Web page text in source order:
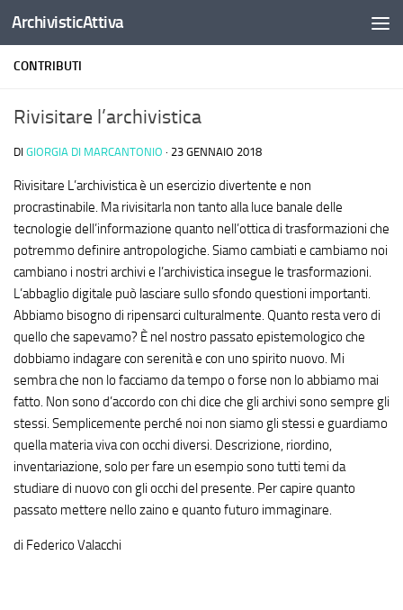
Salta al contenuto
ArchivisticAttiva
CONTRIBUTI
Rivisitare l’archivistica
DI GIORGIA DI MARCANTONIO · 23 GENNAIO 2018
Rivisitare L’archivistica è un esercizio divertente e non
procrastinabile. Ma rivisitarla non tanto alla luce banale delle
tecnologie dell’informazione quanto nell’ottica di trasformazioni che
potremmo definire antropologiche. Siamo cambiati e cambiamo noi
cambiano i nostri archivi e l’archivistica insegue le trasformazioni.
L’abbaglio digitale può lasciare sullo sfondo questioni importanti.
Abbiamo bisogno di ripensarci culturalmente. Quanto resta vero di
quello che sapevamo? È nel nostro passato epistemologico che
dobbiamo indagare con serenità e con uno spirito nuovo. Mi
sembra che non lo facciamo da tempo o forse non lo abbiamo mai
fatto. Non sono d’accordo con chi dice che gli archivi sono sempre gli
stessi. Semplicemente perché noi non siamo gli stessi e guardiamo
quella materia viva con occhi diversi. Descrizione, riordino,
inventariazione, solo per fare un esempio sono tutti temi da
studiare di nuovo con gli occhi del presente. Per capire quanto
passato mettere nello zaino e quanto futuro immaginare.
di Federico Valacchi